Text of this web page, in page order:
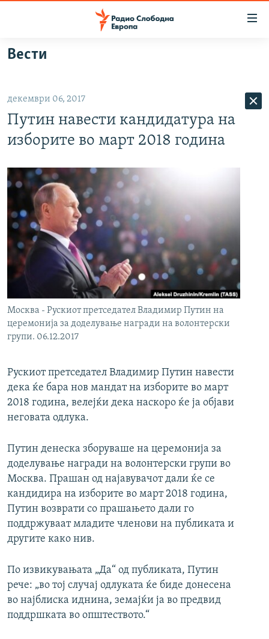
Оди
на
главната
навигација
Премини
на
пребарување
ВИЗУЕЛНО
ВЕСТИ
ШТО ТРЕБА ДА ЗНАЕТЕ
ПРИЈАВИ СЕ ЗА ЊУЗЛЕТЕР
ПОДКАСТ ЗОШТО?
СЛЕДЕТЕ НЕ
РСЕ веб страници
Вести
декември 06, 2017
Путин навести кандидатура на
изборите во март 2018 година
Москва - Рускиот претседател Владимир Путин на
церемонија за доделување награди на волонтерски
групи. 06.12.2017
Рускиот претседател Владимир Путин навести
дека ќе бара нов мандат на изборите во март
2018 година, велејќи дека наскоро ќе ја објави
неговата одлука.
Путин денеска зборуваше на церемонија за
доделување награди на волонтерски групи во
Москва. Прашан од најавувачот дали ќе се
кандидира на изборите во март 2018 година,
Путин возврати со прашањето дали го
поддржуваат младите членови на публиката и
другите како нив.
По извикувањата „Да“ од публиката, Путин
рече: „во тој случај одлуката ќе биде донесена
во најблиска иднина, земајќи ја во предвид
поддршката во општеството.“